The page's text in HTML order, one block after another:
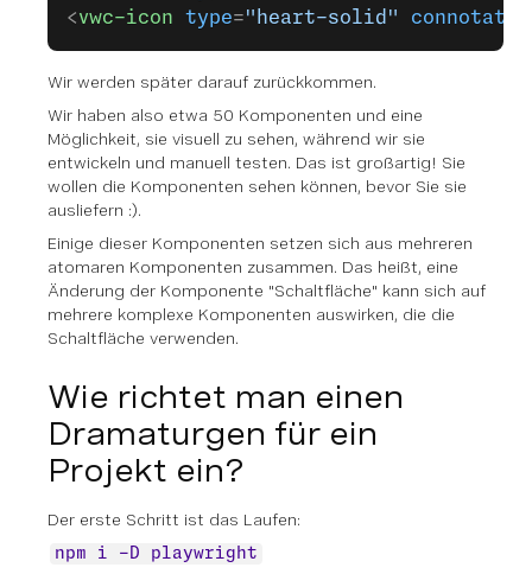
<vwc-icon type="heart-solid"
Wir werden später darauf zurückkommen.
Wir haben also etwa 50 Komponenten und eine
Möglichkeit, sie visuell zu sehen, während wir sie
entwickeln und manuell testen. Das ist großartig! Sie
wollen die Komponenten sehen können, bevor Sie sie
ausliefern :).
Einige dieser Komponenten setzen sich aus mehreren
atomaren Komponenten zusammen. Das heißt, eine
Änderung der Komponente "Schaltfläche" kann sich auf
mehrere komplexe Komponenten auswirken, die die
Schaltfläche verwenden.
Wie richtet man einen
Dramaturgen für ein
Projekt ein?
Der erste Schritt ist das Laufen:
npm i -D playwright